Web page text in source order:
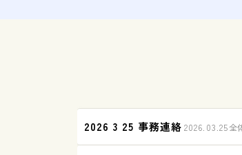
2026 3 25 事務連絡 2026.03.25全